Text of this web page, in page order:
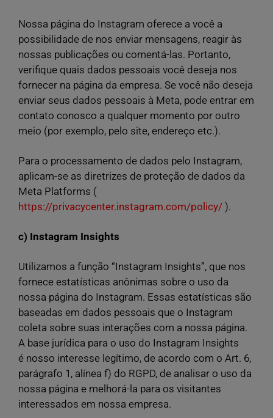
Nossa página do Instagram oferece a você a
possibilidade de nos enviar mensagens, reagir às
nossas publicações ou comentá-las. Portanto,
verifique quais dados pessoais você deseja nos
fornecer na página da empresa. Se você não deseja
enviar seus dados pessoais à Meta, pode entrar em
contato conosco a qualquer momento por outro
meio (por exemplo, pelo site, endereço etc.).
Para o processamento de dados pelo Instagram,
aplicam-se as diretrizes de proteção de dados da
Meta Platforms (
https://privacycenter.instagram.com/policy/ ).
c) Instagram Insights
Utilizamos a função “Instagram Insights”, que nos
fornece estatísticas anônimas sobre o uso da
nossa página do Instagram. Essas estatísticas são
baseadas em dados pessoais que o Instagram
coleta sobre suas interações com a nossa página.
A base jurídica para o uso do Instagram Insights
é nosso interesse legítimo, de acordo com o Art. 6,
parágrafo 1, alínea f) do RGPD, de analisar o uso da
nossa página e melhorá-la para os visitantes
interessados em nossa empresa.